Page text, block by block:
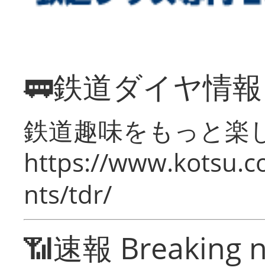
🚃鉄道ダイヤ情
鉄道趣味をもっと楽
https://
nts/tdr/
📶速報 Breaking